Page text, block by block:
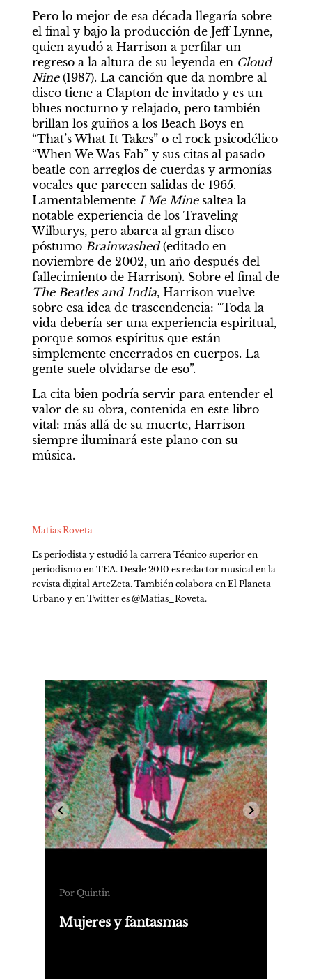
Pero lo mejor de esa década llegaría sobre
el final y bajo la producción de Jeff Lynne,
quien ayudó a Harrison a perfilar un
regreso a la altura de su leyenda en Cloud
Nine (1987). La canción que da nombre al
disco tiene a Clapton de invitado y es un
blues nocturno y relajado, pero también
brillan los guiños a los Beach Boys en
“That’s What It Takes” o el rock psicodélico
“When We Was Fab” y sus citas al pasado
beatle con arreglos de cuerdas y armonías
vocales que parecen salidas de 1965.
Lamentablemente I Me Mine saltea la
notable experiencia de los Traveling
Wilburys, pero abarca al gran disco
póstumo Brainwashed (editado en
noviembre de 2002, un año después del
fallecimiento de Harrison). Sobre el final de
The Beatles and India, Harrison vuelve
sobre esa idea de trascendencia: “Toda la
vida debería ser una experiencia espiritual,
porque somos espíritus que están
simplemente encerrados en cuerpos. La
gente suele olvidarse de eso”.
La cita bien podría servir para entender el
valor de su obra, contenida en este libro
vital: más allá de su muerte, Harrison
siempre iluminará este plano con su
música.
Matías Roveta
Es periodista y estudió la carrera Técnico superior en
periodismo en TEA. Desde 2010 es redactor musical en la
revista digital ArteZeta. También colabora en El Planeta
Urbano y en Twitter es @Matias_Roveta.
Por Quintin
Mujeres y fantasmas